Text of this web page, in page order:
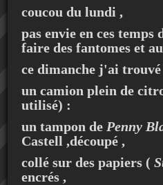
coucou du lundi ,
pas envie en ces
faire des fantomes et
ce dimanche j'ai
un camion plein de
utilisé) :
un tampon de Penny
Castell ,découpé ,
collé sur des papiers (
encrés ,